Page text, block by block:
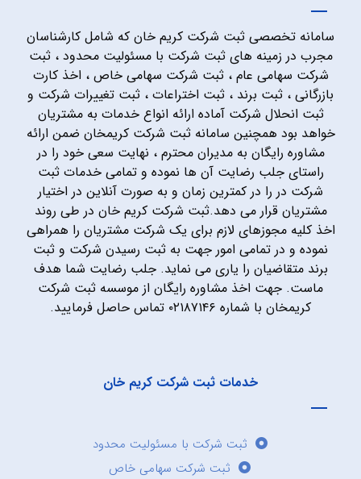
سامانه تخصصی ثبت شرکت کریم خان که شامل کارشناسان
مجرب در زمینه های ثبت شرکت با مسئولیت محدود ، ثبت
شرکت سهامی عام ، ثبت شرکت سهامی خاص ، اخذ کارت
بازرگانی ، ثبت برند ، ثبت اختراعات ، ثبت تغییرات شرکت و
ثبت انحلال شرکت آماده ارائه انواع خدمات به مشتریان
خواهد بود همچنین سامانه ثبت شرکت کریمخان ضمن ارائه
مشاوره رایگان به مدیران محترم ، نهایت سعی خود را در
راستای جلب رضایت آن ها نموده و تمامی خدمات ثبت
شرکت در را در کمترین زمان و به صورت آنلاین در اختیار
مشتریان قرار می دهد.ثبت شرکت کریم خان در طی روند
اخذ کلیه مجوزهای لازم برای یک شرکت مشتریان را همراهی
نموده و در تمامی امور جهت به ثبت رسیدن شرکت و ثبت
برند متقاضیان را یاری می نماید. جلب رضایت شما هدف
ماست. جهت اخذ مشاوره رایگان از موسسه ثبت شرکت
کریمخان با شماره ۰۲۱۸۷۱۴۶ تماس حاصل فرمایید.
خدمات ثبت شرکت کریم خان
ثبت شرکت با مسئولیت محدود
ثبت شرکت سهامی خاص